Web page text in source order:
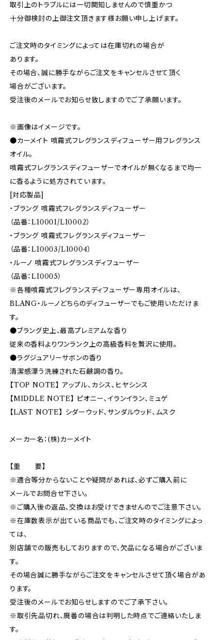
取引上のトラブルには一切関知しませんので慎重かつ
十分御検討の上御注文頂きます様お願い申し上げます。
ご注文時のタイミングによっては在庫切れの場合が
あります。
その場合、誠に勝手ながらご注文をキャンセルさせて頂く
場合がございます。
受注後のメールでお知らせ致しますのでご了承願います。
※画像はイメージです。
●カーメイト 噴霧式フレグランスディフューザー用フレグランス
オイル。
噴霧式フレグランスディフューザーでオイルが無くなるまで均一
に香るように処方されています。
[対応製品]
・ブラング 噴霧式フレグランスディフューザー
（品番：L10001/L10002）
・ブラング 噴霧式フレグランスディフューザー
（品番：L10003/L10004）
・ルーノ 噴霧式フレグランスディフューザー
（品番：L10005）
※各種噴霧式フレグランスディフューザー専用オイルは、
BLANG・ルーノどちらのディフューザーでもご使用いただけま
す。
●ブラング史上、最高プレミアムな香り
従来の香料よりワンランク上の高級香料を贅沢に使用。
●ラグジュアリーサボンの香り
清潔感漂う洗練された石鹸調の香り。
【TOP NOTE】 アップル、カシス、ヒヤシンス
【MIDDLE NOTE】 ピオニー、イランイラン、ミュゲ
【LAST NOTE】 シダーウッド、サンダルウッド、ムスク
メーカー名：(株)カーメイト
【重 要】
※適合等分からないことや疑問があれば、必ずご購入前に
メールでお問合せ下さい。
※ご購入後の返品、交換はお受けできませんのでご注意下さい。
※在庫数表示が出ている商品でも、ご注文時のタイミングによっ
ては、
別店舗での販売もしておりますので、欠品になる場合がございま
す。
その場合誠に勝手ながらご注文をキャンセルさせて頂く場合があ
ります。
受注後のメールでお知らせしますのでご了承下さい。
※取引先品切れ、廃番の場合は判明した時点でご連絡いたしま
す。